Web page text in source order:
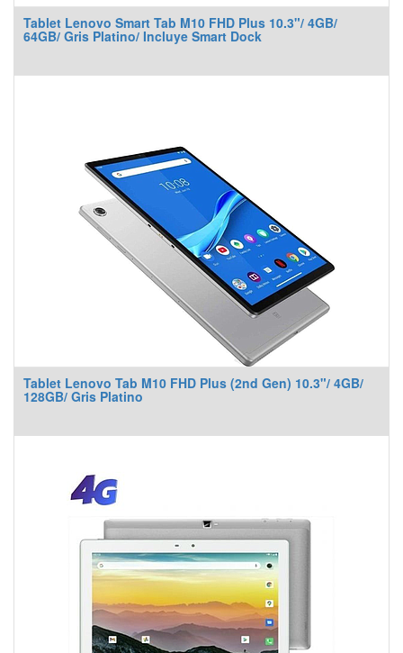
Tablet Lenovo Smart Tab M10 FHD Plus 10.3"/ 4GB/
64GB/ Gris Platino/ Incluye Smart Dock
Tablet Lenovo Tab M10 FHD Plus (2nd Gen) 10.3"/ 4GB/
128GB/ Gris Platino